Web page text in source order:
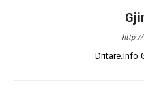
Dritare.Info